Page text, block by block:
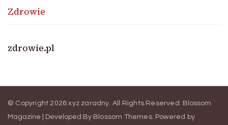
Zdrowie
zdrowie.pl
© Copyright 2026xyz zaradny. All Rights Reserved. Blossom
Magazine | Developed By Blossom Themes. Powered by